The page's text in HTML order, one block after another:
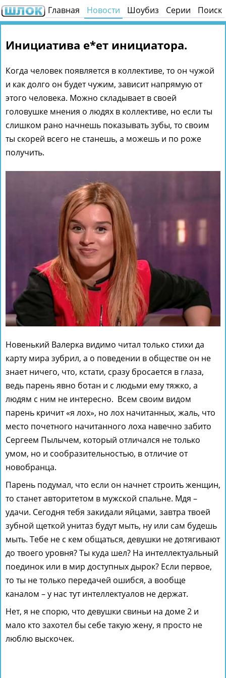
Главная Новости Шоубиз Серии Поиск
Инициатива е*ет инициатора.
Когда человек появляется в коллективе, то он чужой
и как долго он будет чужим, зависит напрямую от
этого человека. Можно складывает в своей
головушке мнения о людях в коллективе, но если ты
слишком рано начнешь показывать зубы, то своим
ты скорей всего не станешь, а можешь и по роже
получить.
Новенький Валерка видимо читал только стихи да
карту мира зубрил, а о поведении в обществе он не
знает ничего, что, кстати, сразу бросается в глаза,
ведь парень явно ботан и с людьми ему тяжко, а
людям с ним не интересно. Всем своим видом
парень кричит «я лох», но лох начитанных, жаль, что
место почетного начитанного лоха навечно забито
Сергеем Пылычем, который отличался не только
умом, но и сообразительностью, в отличие от
новобранца.
Парень подумал, что если он начнет строить женщин,
то станет авторитетом в мужской спальне. Мдя –
удачи. Сегодня тебя закидали яйцами, завтра твоей
зубной щеткой унитаз будут мыть, ну или сам будешь
мыть. Тебе не с кем общаться, девушки не дотягивают
до твоего уровня? Ты куда шел? На интеллектуальный
поединок или в мир доступных дырок? Если первое,
то ты не только передачей ошибся, а вообще
каналом – у нас тут интеллектуалов не держат.
Нет, я не спорю, что девушки свиньи на доме 2 и
мало кто захотел бы себе такую жену, я просто не
люблю выскочек.